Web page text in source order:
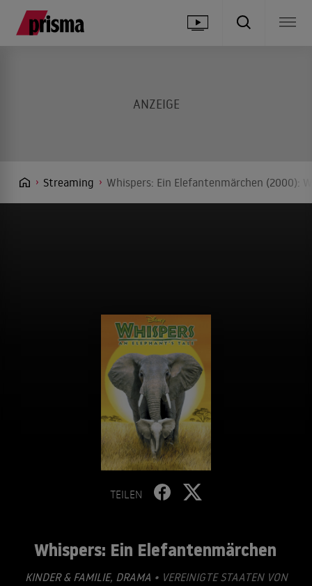
Streaming Whispers: Ein Elefantenmärchen (2000):
TEILEN
Whispers: Ein Elefantenmärchen
KINDER & FAMILIE, DRAMA • VEREINIGTE STAATEN VON